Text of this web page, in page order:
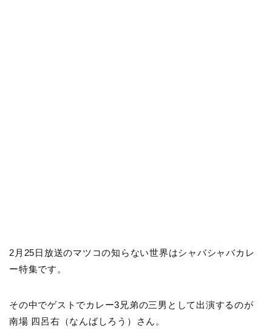
2月25日放送のマツコの知らない世界はシャバシャバカレ
ー特集です。
その中でゲストでカレー3兄弟の三男として出演するのが
南場 四呂右（なんばしろう）さん。